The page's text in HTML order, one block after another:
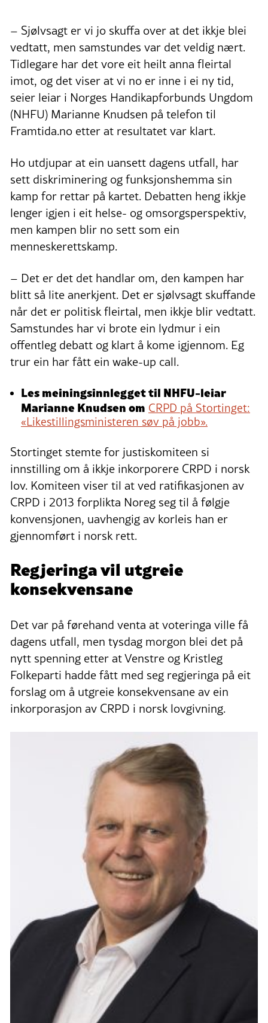
– Sjølvsagt er vi jo skuffa over at det ikkje blei
vedtatt, men samstundes var det veldig nært.
Tidlegare har det vore eit heilt anna fleirtal
imot, og det viser at vi no er inne i ei ny tid,
seier leiar i Norges Handikapforbunds Ungdom
(NHFU) Marianne Knudsen på telefon til
Framtida.no etter at resultatet var klart.
Ho utdjupar at ein uansett dagens utfall, har
sett diskriminering og funksjonshemma sin
kamp for rettar på kartet. Debatten heng ikkje
lenger igjen i eit helse- og omsorgsperspektiv,
men kampen blir no sett som ein
menneskerettskamp.
– Det er det det handlar om, den kampen har
blitt så lite anerkjent. Det er sjølvsagt skuffande
når det er politisk fleirtal, men ikkje blir vedtatt.
Samstundes har vi brote ein lydmur i ein
offentleg debatt og klart å kome igjennom. Eg
trur ein har fått ein wake-up call.
Les meiningsinnlegget til NHFU-leiar
Marianne Knudsen om CRPD på Stortinget:
«Likestillingsministeren søv på jobb».
Stortinget stemte for justiskomiteen si
innstilling om å ikkje inkorporere CRPD i norsk
lov. Komiteen viser til at ved ratifikasjonen av
CRPD i 2013 forplikta Noreg seg til å følgje
konvensjonen, uavhengig av korleis han er
gjennomført i norsk rett.
Regjeringa vil utgreie
konsekvensane
Det var på førehand venta at voteringa ville få
dagens utfall, men tysdag morgon blei det på
nytt spenning etter at Venstre og Kristleg
Folkeparti hadde fått med seg regjeringa på eit
forslag om å utgreie konsekvensane av ein
inkorporasjon av CRPD i norsk lovgivning.